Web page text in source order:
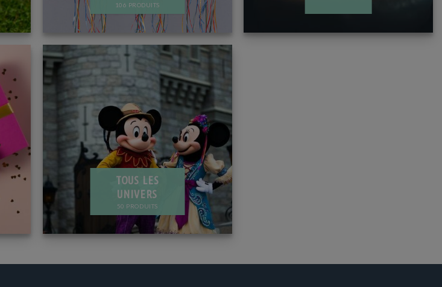
106 PRODUITS
TOUS LES
UNIVERS
50 PRODUITS